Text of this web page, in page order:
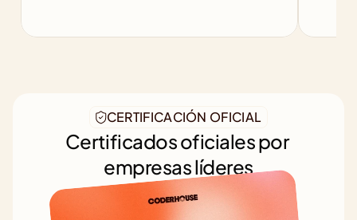
CERTIFICACIÓN OFICIAL
Certificados oficiales por
empresas líderes